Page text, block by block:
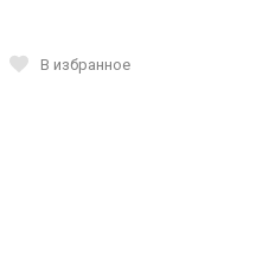
В избранное